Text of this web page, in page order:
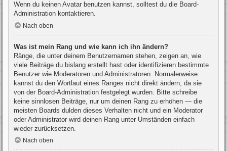
Wenn du keinen Avatar benutzen kannst, solltest du die Board-
Administration kontaktieren.
Nach oben
Was ist mein Rang und wie kann ich ihn ändern?
Ränge, die unter deinem Benutzernamen stehen, zeigen an, wie
viele Beiträge du bislang erstellt hast oder identifizieren bestimmte
Benutzer wie Moderatoren und Administratoren. Normalerweise
kannst du den Wortlaut eines Ranges nicht direkt ändern, da sie
von der Board-Administration festgelegt wurden. Bitte schreibe
keine sinnlosen Beiträge, nur um deinen Rang zu erhöhen — die
meisten Boards dulden dieses Verhalten nicht und ein Moderator
oder Administrator wird deinen Rang unter Umständen einfach
wieder zurücksetzen.
Nach oben